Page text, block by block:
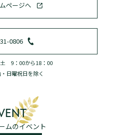
ページへ
0806
9：00から18：00
日曜祝日を除く
ムのイベント